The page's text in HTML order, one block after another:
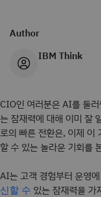
Author
IBM Think
CIO인 여러분은 AI를 둘
는 잠재력에 대해 이미 잘
로의 빠른 전환은, 이제 이
할 수 있는 놀라운 기회를
AI는 고객 경험부터 운영
신할 수 있는 잠재력을 가